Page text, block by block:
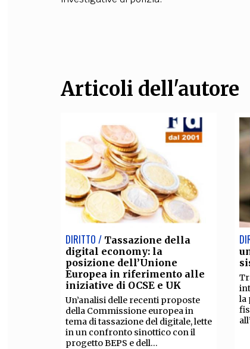
Articoli dell'autore
DIRITTO / Tassazione della
digital economy: la
posizione dell’Unione
Europea in riferimento alle
iniziative di OCSE e UK
Un’analisi delle recenti proposte
della Commissione europea in
tema di tassazione del digitale, lette
in un confronto sinottico con il
progetto BEPS e dell...
la